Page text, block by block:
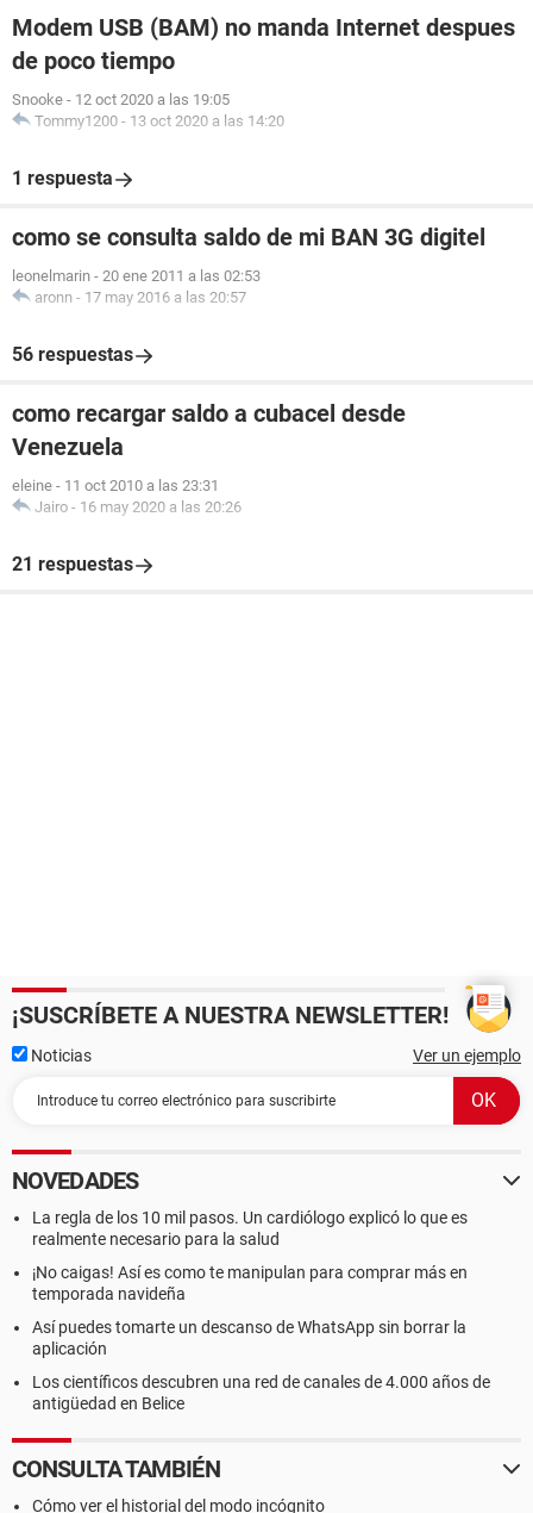
Modem USB (BAM) no manda Internet despues
de poco tiempo
Snooke - 12 oct 2020 a las 19:05
Tommy1200 - 13 oct 2020 a las 14:20
1 respuesta
como se consulta saldo de mi BAN 3G digitel
leonelmarin - 20 ene 2011 a las 02:53
aronn - 17 may 2016 a las 20:57
56 respuestas
como recargar saldo a cubacel desde
Venezuela
eleine - 11 oct 2010 a las 23:31
Jairo - 16 may 2020 a las 20:26
21 respuestas
¡SUSCRÍBETE A NUESTRA NEWSLETTER!
Noticias Ver un ejemplo
NOVEDADES
La regla de los 10 mil pasos. Un cardiólogo explicó lo que es
realmente necesario para la salud
¡No caigas! Así es como te manipulan para comprar más en
temporada navideña
Así puedes tomarte un descanso de WhatsApp sin borrar la
aplicación
Los científicos descubren una red de canales de 4.000 años de
antigüedad en Belice
CONSULTA TAMBIÉN
Cómo ver el historial del modo incógnito